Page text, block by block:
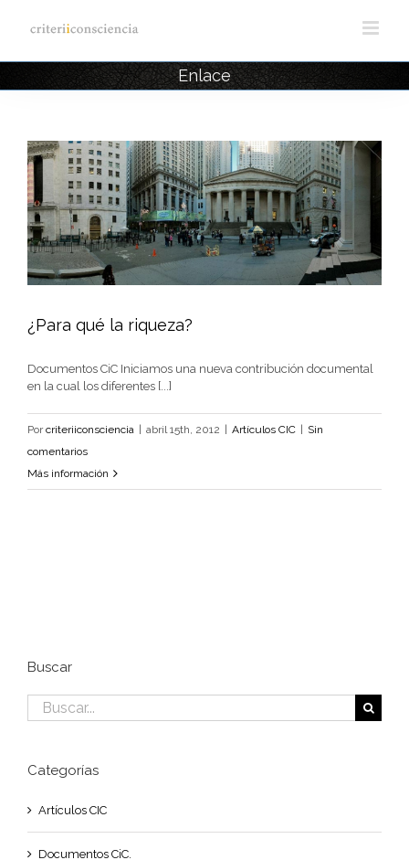
contenido
Enlace
¿Para qué la riqueza?
¿Para qué la riqueza?
Documentos CiC Iniciamos una nueva contribución documental
en la cual los diferentes [...]
Porcriteriiconsciencia | abril 15th, 2012 | Artículos CIC | Sin
comentarios
Más información
Buscar
Buscar:
Categorías
Artículos CIC
Documentos CiC.